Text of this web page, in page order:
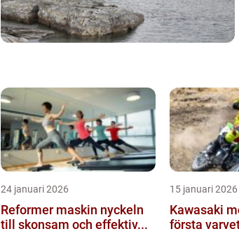
24 januari 2026
Reformer maskin nyckeln
till skonsam och effektiv...
15 januari 2026
Kawasaki
första